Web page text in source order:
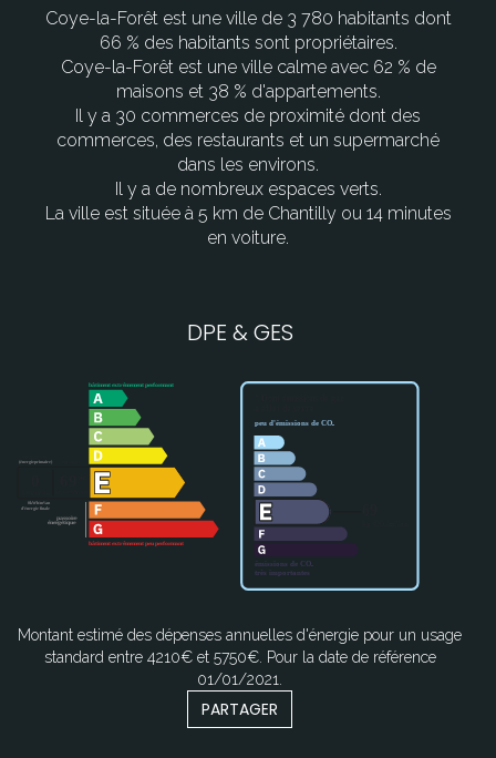
Coye-la-Forêt est une ville de 3 780 habitants dont
66 % des habitants sont propriétaires.
Coye-la-Forêt est une ville calme avec 62 % de
maisons et 38 % d'appartements.
Il y a 30 commerces de proximité dont des
commerces, des restaurants et un supermarché
dans les environs.
Il y a de nombreux espaces verts.
La ville est située à 5 km de Chantilly ou 14 minutes
en voiture.
DPE & GES
Montant estimé des dépenses annuelles d'énergie pour un usage
standard entre 4210€ et 5750€. Pour la date de référence
01/01/2021.
PARTAGER